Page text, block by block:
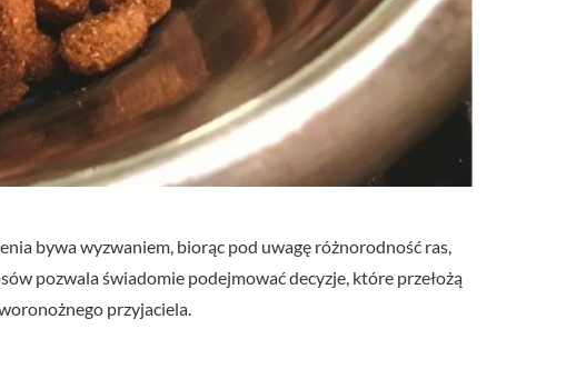
bywa wyzwaniem, biorąc pod uwagę różnorodność ras,
pozwala świadomie podejmować decyzje, które przełożą
przyjaciela.